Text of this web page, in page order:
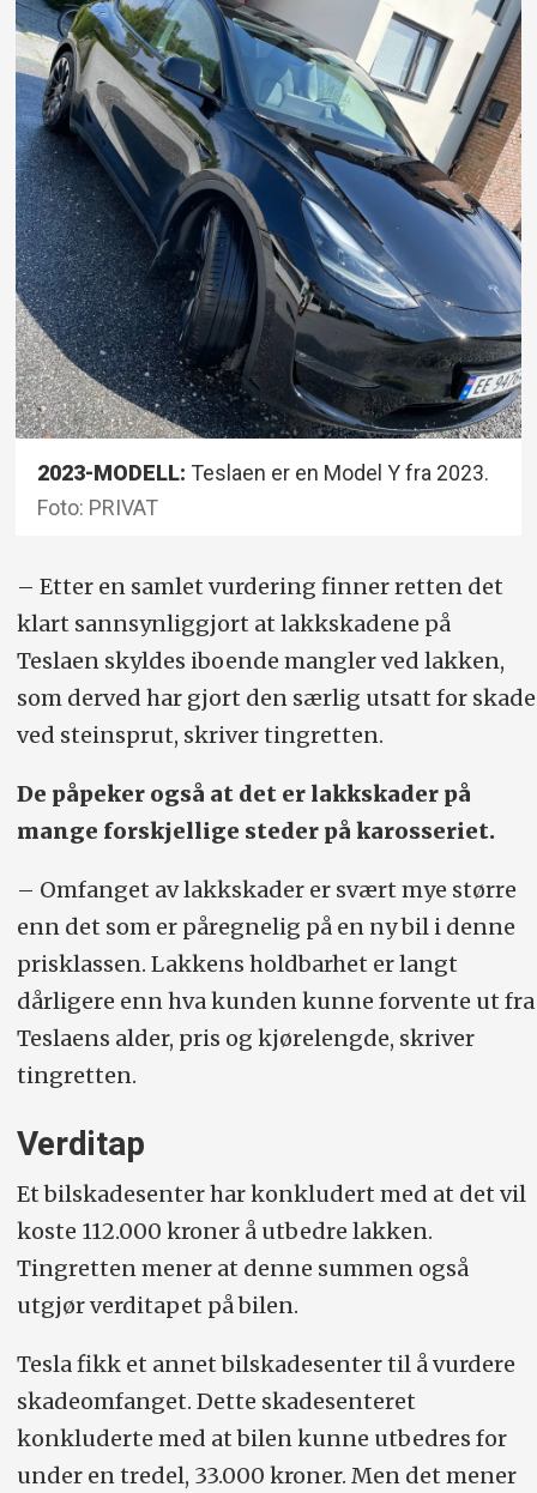
2023-MODELL: Teslaen er en Model Y fra 2023.
Foto: PRIVAT
– Etter en samlet vurdering finner retten det
klart sannsynliggjort at lakkskadene på
Teslaen skyldes iboende mangler ved lakken,
som derved har gjort den særlig utsatt for skade
ved steinsprut, skriver tingretten.
De påpeker også at det er lakkskader på
mange forskjellige steder på karosseriet.
– Omfanget av lakkskader er svært mye større
enn det som er påregnelig på en ny bil i denne
prisklassen. Lakkens holdbarhet er langt
dårligere enn hva kunden kunne forvente ut fra
Teslaens alder, pris og kjørelengde, skriver
tingretten.
Verditap
Et bilskadesenter har konkludert med at det vil
koste 112.000 kroner å utbedre lakken.
Tingretten mener at denne summen også
utgjør verditapet på bilen.
Tesla fikk et annet bilskadesenter til å vurdere
skadeomfanget. Dette skadesenteret
konkluderte med at bilen kunne utbedres for
under en tredel, 33.000 kroner. Men det mener